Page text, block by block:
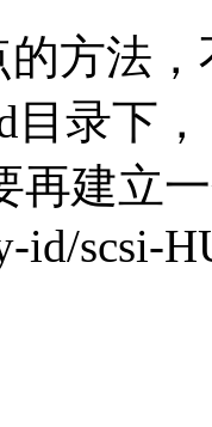
方法
目录下
再建立
id/scsi-